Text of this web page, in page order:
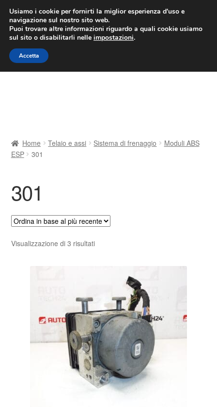
CONSEGNA da 7 EUR
Lun-Ven 9:00 - 16:00/800 580 290
Vai
alla
navigazione
Vai
al
contenuto
Consegna
Registratore di cassa
Rimostranza
Spedizione in tutto il mondo
Home Telaio e assi Sistema di frenaggio
Moduli ABS
ESP
301
301
Visualizzazione di 3 risultatiOrdina
recente
Usiamo i cookie per fornirti la miglior esperienza d'uso e
navigazione sul nostro sito web.
Puoi trovare altre informazioni riguardo a quali cookie usiamo
sul sito o disabilitarli nelle impostazioni.
Accetta